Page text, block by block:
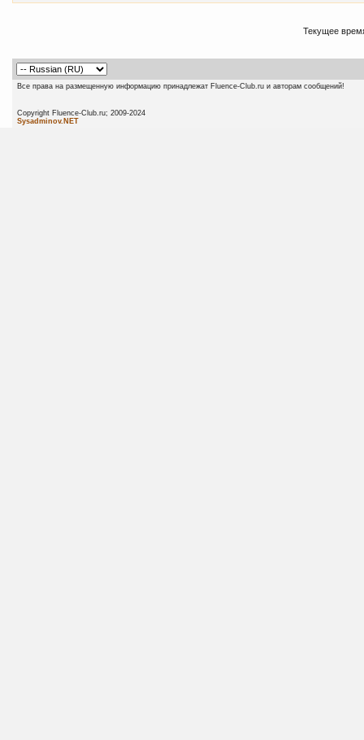
Текущее
Все права на размещенную информацию принадлежат Fluence-Club.ru и авторам сообщений!
Copyright Fluence-Club.ru;
Sysadminov.NET